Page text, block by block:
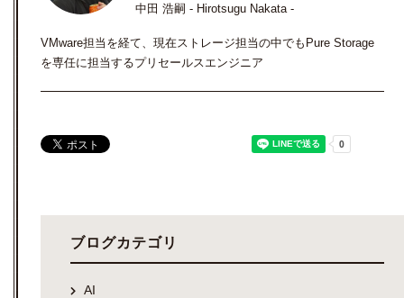
中田 浩嗣 - Hirotsugu Nakata -
VMware担当を経て、現在ストレージ担当の中でもPure Storage
を専任に担当するプリセールスエンジニア
ブログカテゴリ
AI